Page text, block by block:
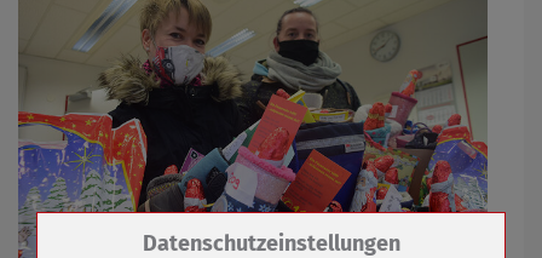
Zum Betrieb der Seite notwendige Cookies /
Datenschutzeinstellungen